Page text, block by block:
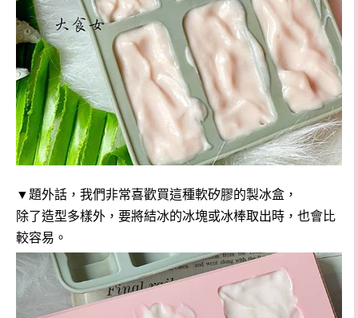
▼題外話，我們非常喜歡買這種軟矽膠的製冰盒，
除了造型多樣外，要將結冰的冰塊或冰棒取出時，也會比
較容易。